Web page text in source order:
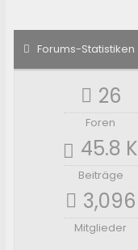
Forums-Statistiken
26
Foren
45.8 K
Beiträge
3,096
Mitglieder